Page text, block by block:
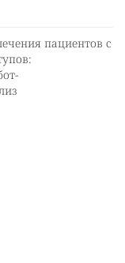
пациентов с